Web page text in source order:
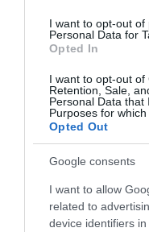
I want to opt-out of
Personal Data for
Opted In
I want to opt-out of
Retention, Sale,
Personal Data that
Purposes for which
Opted Out
Google consents
I want to allow
related to
device identifiers in